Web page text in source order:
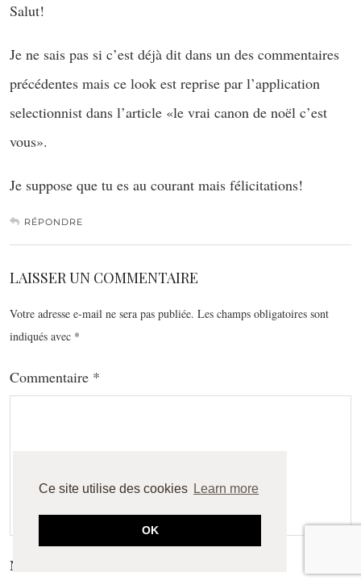
Ce site utilise des cookies Learn more
OK
Salut!
Je ne sais pas si c’est déjà dit dans un des commentaires
précédentes mais ce look est reprise par l’application
selectionnist dans l’article «le vrai canon de noël c’est
vous».
Je suppose que tu es au courant mais félicitations!
RÉPONDRE
LAISSER UN COMMENTAIRE
Votre adresse e-mail ne sera pas publiée. Les champs obligatoires sont
indiqués avec *
Commentaire *
Nom